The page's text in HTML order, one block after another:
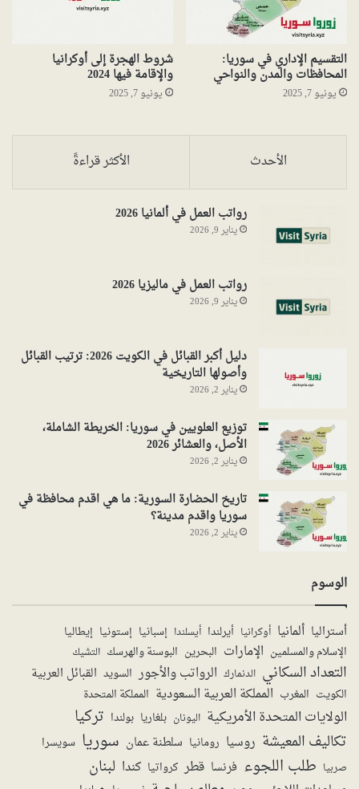
التقسيم الإداري في سوريا:
المحافظات والمدن والنواحي
يونيو 7, 2025
شروط الهجرة إلى أوكرانيا
والإقامة فيها 2024
يونيو 7, 2025
الأحدث الأكثر قراءةً
رواتب العمل في ألمانيا 2026
يناير 9, 2026
رواتب العمل في ماليزيا 2026
يناير 9, 2026
دليل أكبر القبائل في الكويت 2026: ترتيب القبائل
وأصولها التاريخية
يناير 2, 2026
توزيع العلويين في سوريا: الخريطة الشاملة،
الأصل، والعشائر 2026
يناير 2, 2026
تاريخ الحضارة السورية: ما هي اقدم محافظة في
سوريا واقدم مدينة؟
يناير 2, 2026
الوسوم
أستراليا ألمانيا أوكرانيا أيرلندا أيسلندا إسبانيا إستونيا إيطاليا
الإسلام والمسلمين الإمارات البحرين البوسنة والهرسك التشيك
التعداد السكاني الدنمارك الرواتب والأجور السويد القبائل العربية
الكويت المغرب المملكة العربية السعودية المملكة المتحدة
الولايات المتحدة الأمريكية اليونان بلغاريا بولندا تركيا
تكاليف المعيشة روسيا رومانيا سلطنة عمان سوريا سويسرا
صربيا طلب اللجوء فرنسا قطر كرواتيا كندا لبنان